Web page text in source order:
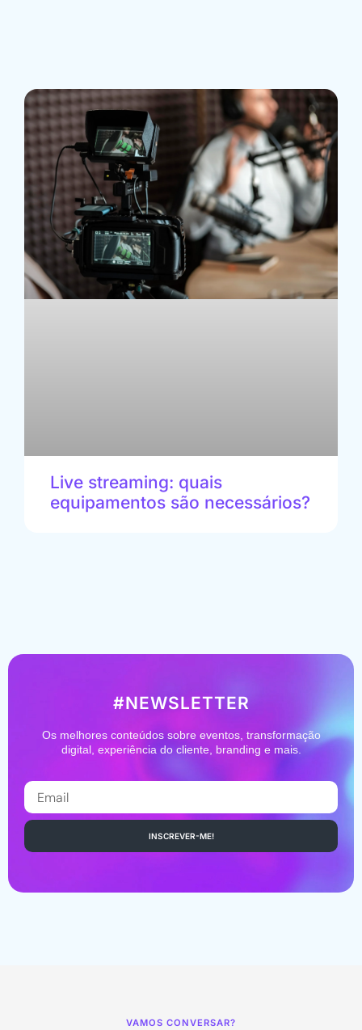
Live streaming: quais
equipamentos são necessários?
#NEWSLETTER
Os melhores conteúdos sobre eventos, transformação
digital, experiência do cliente, branding e mais.
INSCREVER-ME!
VAMOS CONVERSAR?